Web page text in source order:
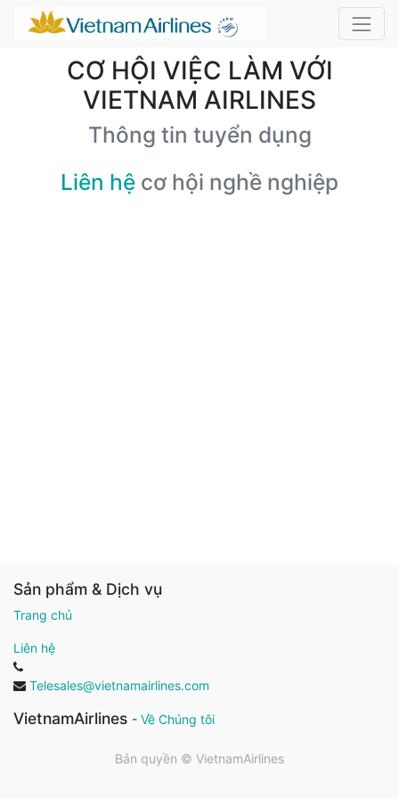
CƠ HỘI VIỆC LÀM VỚI
VIETNAM AIRLINES
Thông tin tuyển dụng
Liên hệ cơ hội nghề nghiệp
Sản phẩm & Dịch vụ
Trang chủ
Liên hệ
Telesales@vietnamairlines.com
VietnamAirlines - Về Chúng tôi
Bản quyền © VietnamAirlines